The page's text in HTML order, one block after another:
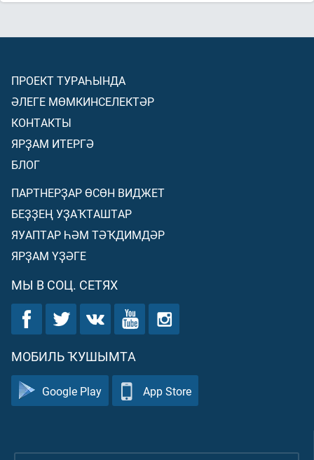
ПРОЕКТ ТУРАҺЫНДА
ӘЛЕГЕ МӨМКИНСЕЛЕКТӘР
КОНТАКТЫ
ЯРҘАМ ИТЕРГӘ
БЛОГ
ПАРТНЕРҘАР ӨСӨН ВИДЖЕТ
БЕҘҘЕҢ УҘАҠТАШТАР
ЯУАПТАР ҺӘМ ТӘҠДИМДӘР
ЯРҘАМ ҮҘӘГЕ
МЫ В СОЦ. СЕТЯХ
МОБИЛЬ ҠУШЫМТА
Google Play App Store